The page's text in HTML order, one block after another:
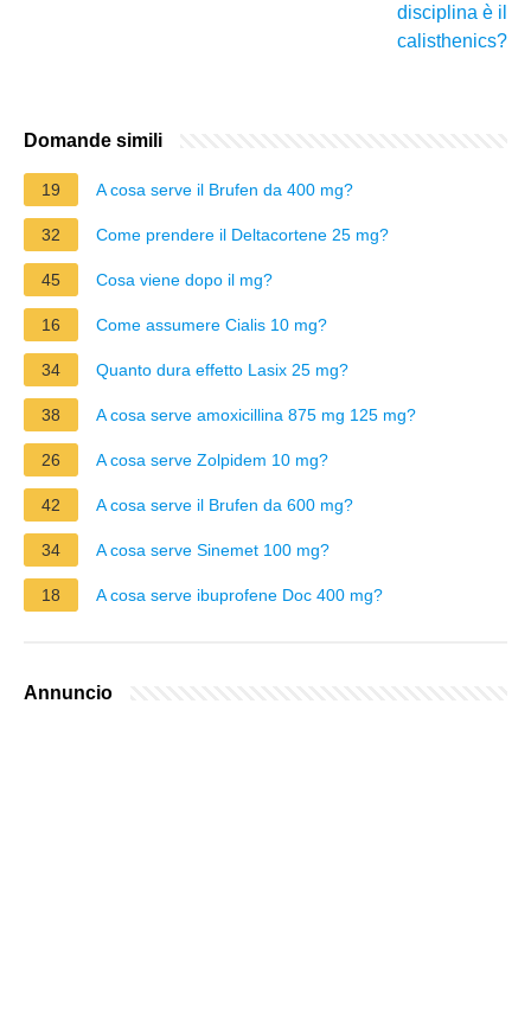
disciplina è il
calisthenics?
Domande simili
19 A cosa serve il Brufen da 400 mg?
32 Come prendere il Deltacortene 25 mg?
45 Cosa viene dopo il mg?
16 Come assumere Cialis 10 mg?
34 Quanto dura effetto Lasix 25 mg?
38 A cosa serve amoxicillina 875 mg 125 mg?
26 A cosa serve Zolpidem 10 mg?
42 A cosa serve il Brufen da 600 mg?
34 A cosa serve Sinemet 100 mg?
18 A cosa serve ibuprofene Doc 400 mg?
Annuncio